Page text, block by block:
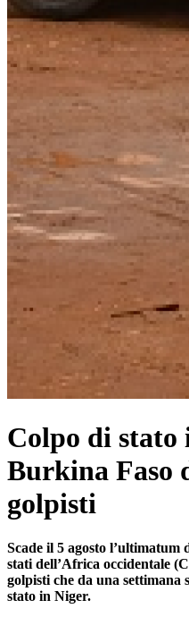
Colpo di
Burkina Faso
golpisti
Scade il 5 agosto l’ultimatum
stati dell’Africa occidentale
golpisti che da una settimana
stato in Niger.